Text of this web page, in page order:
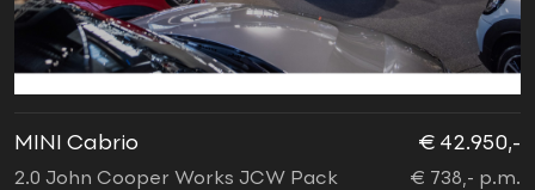
MINI Cabrio
2.0 John Cooper Works JCW Pack
€ 42.950,-
€ 738,- p.m.